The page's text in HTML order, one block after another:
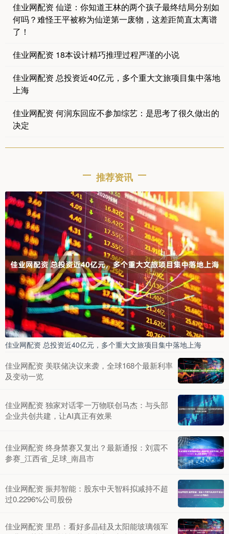
佳业网配资 仙逆：你知道王林的两个孩子最终结局分别如
何吗？难怪王平被称为仙逆第一废物，这差距简直太离谱
了！
佳业网配资 18本设计精巧推理过程严谨的小说
佳业网配资 总投资近40亿元，多个重大文旅项目集中落地
上海
佳业网配资 何润东回应不参加综艺：是思考了很久做出的
决定
推荐资讯
佳业网配资 总投资近40亿元，多个重大文旅项目集中落地上海
佳业网配资 美联储决议来袭，全球168个最新利率
及变动一览
佳业网配资 独家对话零一万物联创马杰：与头部
企业共创共建，让AI真正有效果
佳业网配资 终身禁赛又复出？最新通报：刘震不
参赛_江西省_足球_南昌市
佳业网配资 振邦智能：股东中天智科拟减持不超
过0.2296%公司股份
佳业网配资 里昂：看好多晶硅及太阳能玻璃领军